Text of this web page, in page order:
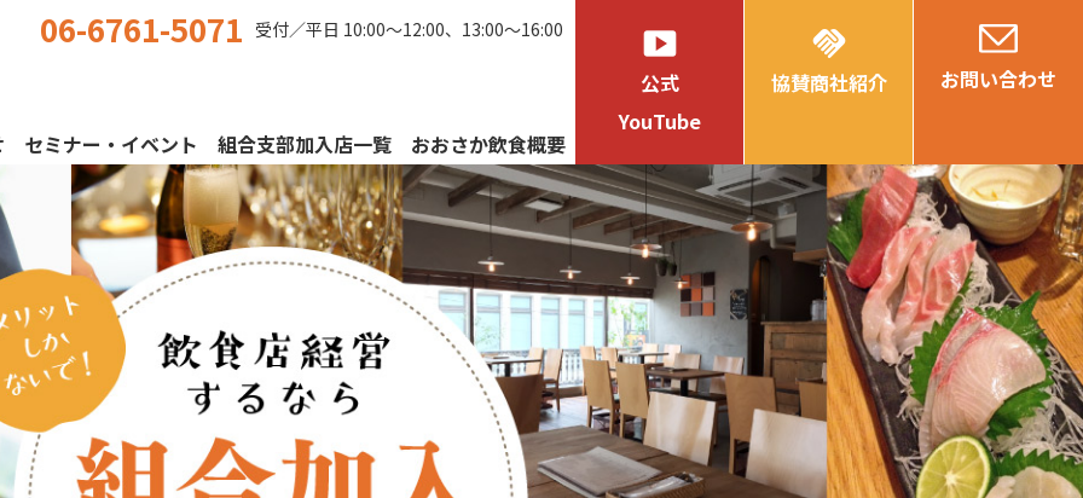
セミナー・イベント 組合支部加入店一覧 おおさか飲食概要
06-6761-5071 受付／平日 10:00〜12:00、13:00〜16:00 smart_display
公式
YouTube
handshake
協賛商社紹介 お問い合わせ